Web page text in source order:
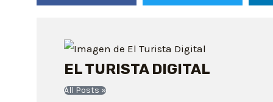
EL TURISTA DIGITAL
All Posts »